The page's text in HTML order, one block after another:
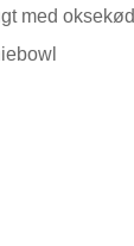
med oksekød